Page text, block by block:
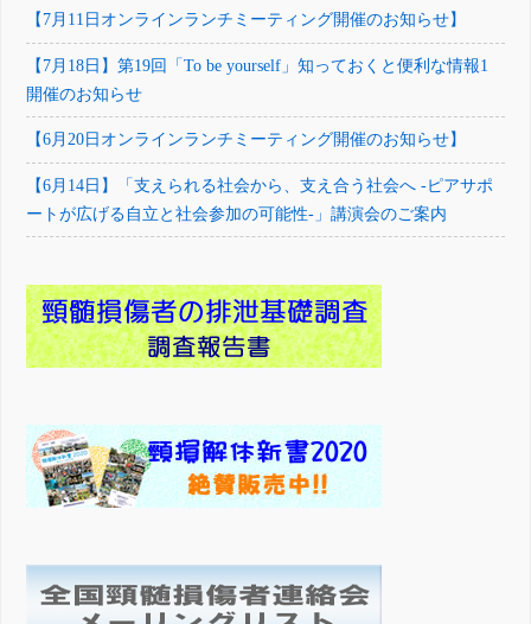
【7月11日オンラインランチミーティング開催のお知らせ】
【7月18日】第19回「To be yourself」知っておくと便利な情報1
開催のお知らせ
【6月20日オンラインランチミーティング開催のお知らせ】
【6月14日】「支えられる社会から、支え合う社会へ -ピアサポ
ートが広げる自立と社会参加の可能性-」講演会のご案内